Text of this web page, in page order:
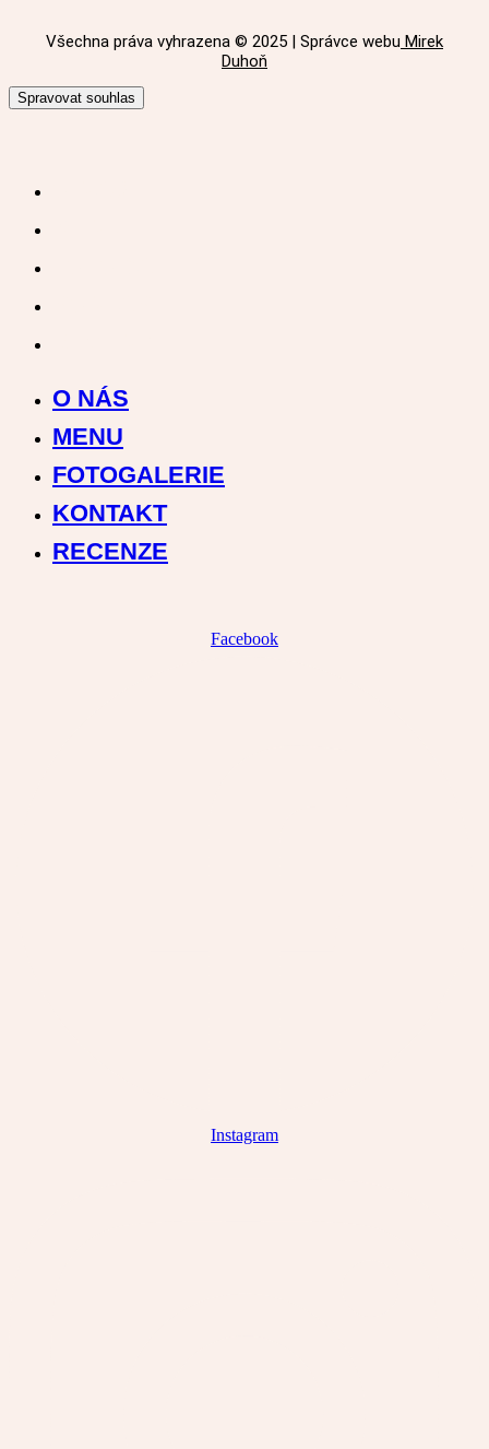
Všechna práva vyhrazena © 2025 | Správce webu Mirek
Duhoň
Spravovat souhlas
O NÁS
MENU
FOTOGALERIE
KONTAKT
RECENZE
Facebook
Instagram